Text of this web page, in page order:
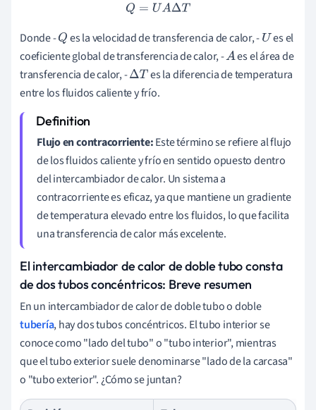
Q= UAΔT
Donde -Q es la velocidad de transferencia de calor, -Ues el
coeficiente global de transferencia de calor, -A es el área de
transferencia de calor, -ΔT es la diferencia de temperatura
entre los fluidos caliente y frío.
Flujo en contracorriente:Este término se refiere al flujo
de los fluidos caliente y frío en sentido opuesto dentro
del intercambiador de calor. Un sistema a
contracorriente es eficaz, ya que mantiene un gradiente
de temperatura elevado entre los fluidos, lo que facilita
una transferencia de calor más excelente.
El intercambiador de calor de doble tubo consta
de dos tubos concéntricos: Breve resumen
En un intercambiador de calor de doble tubo o doble
tubería, hay dos tubos concéntricos. El tubo interior se
conoce como "lado del tubo" o "tubo interior", mientras
que el tubo exterior suele denominarse "lado de la carcasa"
o "tubo exterior". ¿Cómo se juntan?